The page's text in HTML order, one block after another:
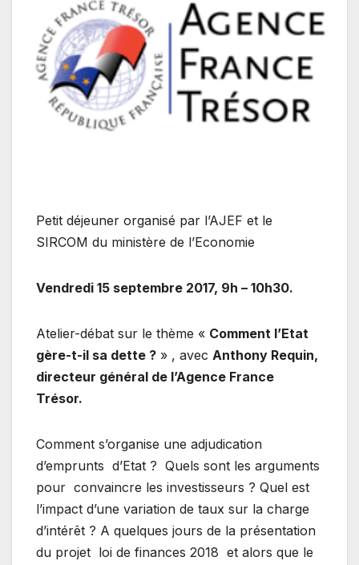
Petit déjeuner organisé par l’AJEF et le
SIRCOM du ministère de l’Economie
Vendredi 15 septembre 2017, 9h – 10h30.
Atelier-débat sur le thème « Comment l’Etat
gère-t-il sa dette ? » , avec Anthony Requin,
directeur général de l’Agence France
Trésor.
Comment s’organise une adjudication
d’emprunts d’Etat ? Quels sont les arguments
pour convaincre les investisseurs ? Quel est
l’impact d’une variation de taux sur la charge
d’intérêt ? A quelques jours de la présentation
du projet loi de finances 2018 et alors que le